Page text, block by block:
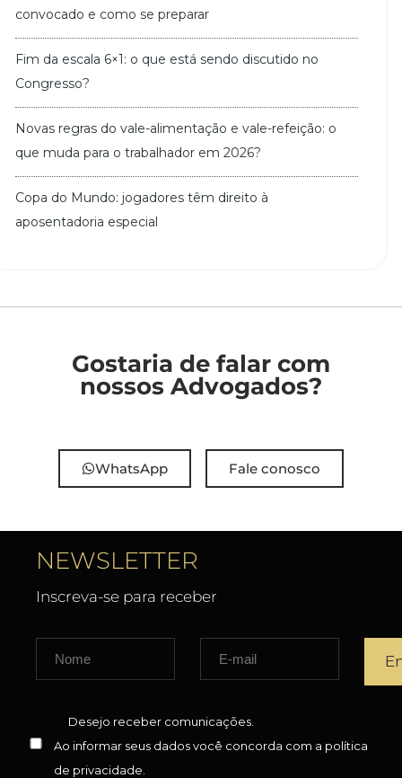
convocado e como se preparar
Fim da escala 6×1: o que está sendo discutido no
Congresso?
Novas regras do vale-alimentação e vale-refeição: o
que muda para o trabalhador em 2026?
Copa do Mundo: jogadores têm direito à
aposentadoria especial
Gostaria de falar com
nossos Advogados?
WhatsApp Fale conosco
NEWSLETTER
Inscreva-se para receber
Desejo receber comunicações.
Ao informar seus dados você concorda com a política
de privacidade